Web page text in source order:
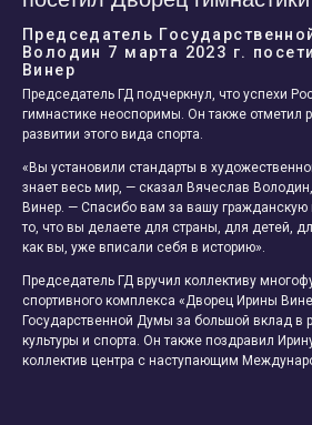
Председатель
Володин 7 марта 2023 г.
Винер
Председатель ГД подчеркнул, что успехи
гимнастике неоспоримы. Он также отметил
развитии этого вида спорта.
«Вы установили стандарты в
знает весь мир, — сказал Вячеслав
Винер. — Спасибо вам за вашу
то, что вы делаете для страны, для детей,
как вы, уже вписали себя в историю».
Председатель ГД вручил коллективу
спортивного комплекса «Дворец Ирины
Государственной Думы за большой вклад в
культуры и спорта. Он также поздравил
коллектив центра с наступающим